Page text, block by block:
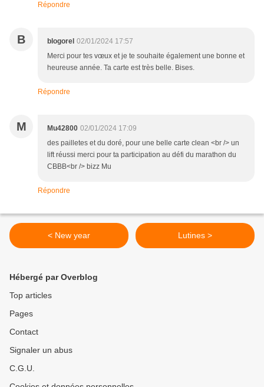
Répondre
B blogorel 02/01/2024 17:57
Merci pour tes vœux et je te souhaite également une bonne et
heureuse année. Ta carte est très belle. Bises.
Répondre
M Mu42800 02/01/2024 17:09
des pailletes et du doré, pour une belle carte clean <br /> un
lift réussi merci pour ta participation au défi du marathon du
CBBB<br /> bizz Mu
Répondre
< New year Lutines >
Hébergé par Overblog
Top articles
Pages
Contact
Signaler un abus
C.G.U.